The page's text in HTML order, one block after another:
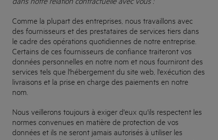
Comme la plupart des entreprises, nous travaillons avec
des fournisseurs et des prestataires de services tiers dans
le cadre des opérations quotidiennes de notre entreprise.
Certains de ces fournisseurs de confiance traiteront vos
données personnelles en notre nom et nous fourniront des
services tels que l'hébergement du site web, l'exécution des
livraisons et la prise en charge des paiements en notre
nom.
Nous veillerons toujours à exiger d'eux qu'ils respectent les
normes convenues en matière de protection de vos
données et ils ne seront jamais autorisés à utiliser les